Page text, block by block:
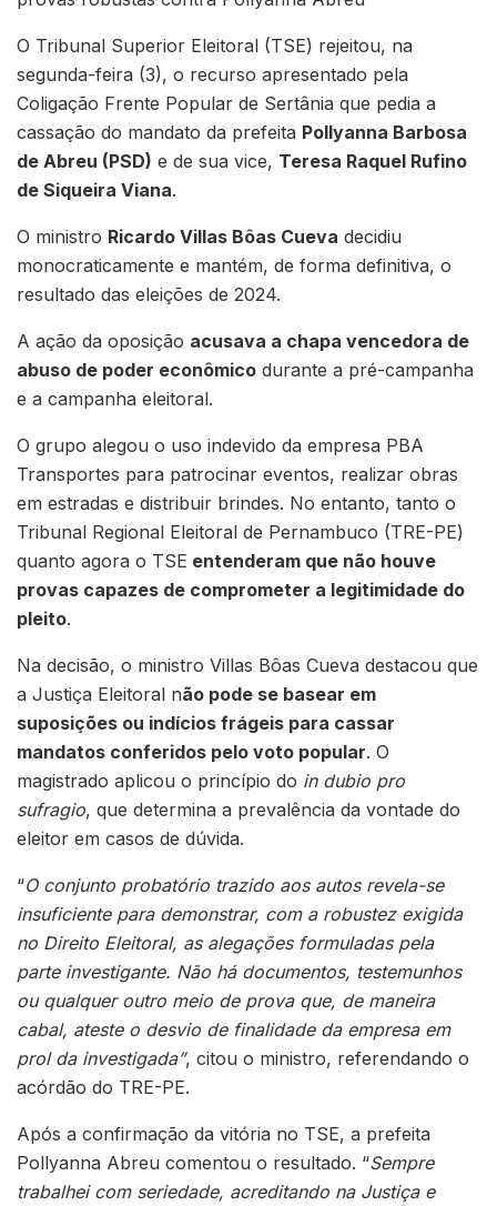
O Tribunal Superior Eleitoral (TSE) rejeitou, na
segunda-feira (3), o recurso apresentado pela
Coligação Frente Popular de Sertânia que pedia a
cassação do mandato da prefeita Pollyanna Barbosa
de Abreu (PSD) e de sua vice, Teresa Raquel Rufino
de Siqueira Viana.
O ministro Ricardo Villas Bôas Cueva decidiu
monocraticamente e mantém, de forma definitiva, o
resultado das eleições de 2024.
A ação da oposição acusava a chapa vencedora de
abuso de poder econômico durante a pré-campanha
e a campanha eleitoral.
O grupo alegou o uso indevido da empresa PBA
Transportes para patrocinar eventos, realizar obras
em estradas e distribuir brindes. No entanto, tanto o
Tribunal Regional Eleitoral de Pernambuco (TRE-PE)
quanto agora o TSE entenderam que não houve
provas capazes de comprometer a legitimidade do
pleito.
Na decisão, o ministro Villas Bôas Cueva destacou que
a Justiça Eleitoral não pode se basear em
suposições ou indícios frágeis para cassar
mandatos conferidos pelo voto popular. O
magistrado aplicou o princípio do in dubio pro
sufragio, que determina a prevalência da vontade do
eleitor em casos de dúvida.
“O conjunto probatório trazido aos autos revela-se
insuficiente para demonstrar, com a robustez exigida
no Direito Eleitoral, as alegações formuladas pela
parte investigante. Não há documentos, testemunhos
ou qualquer outro meio de prova que, de maneira
cabal, ateste o desvio de finalidade da empresa em
prol da investigada”, citou o ministro, referendando o
acórdão do TRE-PE.
Após a confirmação da vitória no TSE, a prefeita
Pollyanna Abreu comentou o resultado. “Sempre
trabalhei com seriedade, acreditando na Justiça e